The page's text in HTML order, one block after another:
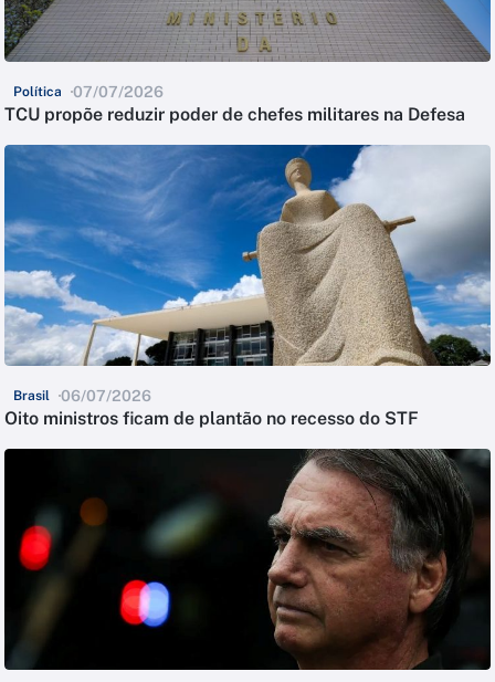
Política 07/07/2026
TCU propõe reduzir poder de chefes militares na Defesa
Brasil 06/07/2026
Oito ministros ficam de plantão no recesso do STF